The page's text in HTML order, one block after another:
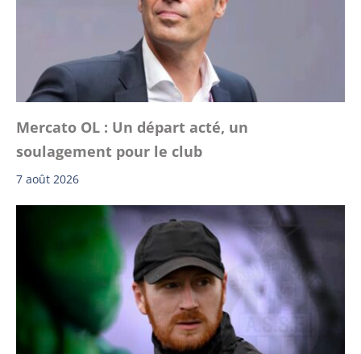
Mercato OL : Un départ acté, un
soulagement pour le club
7 août 2026